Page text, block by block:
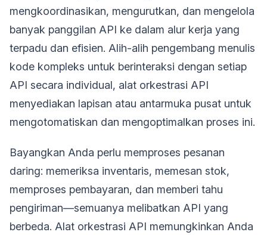
mengkoordinasikan, mengurutkan, dan mengelola
banyak panggilan API ke dalam alur kerja yang
terpadu dan efisien. Alih-alih pengembang menulis
kode kompleks untuk berinteraksi dengan setiap
API secara individual, alat orkestrasi API
menyediakan lapisan atau antarmuka pusat untuk
mengotomatiskan dan mengoptimalkan proses ini.
Bayangkan Anda perlu memproses pesanan
daring: memeriksa inventaris, memesan stok,
memproses pembayaran, dan memberi tahu
pengiriman—semuanya melibatkan API yang
berbeda. Alat orkestrasi API memungkinkan Anda